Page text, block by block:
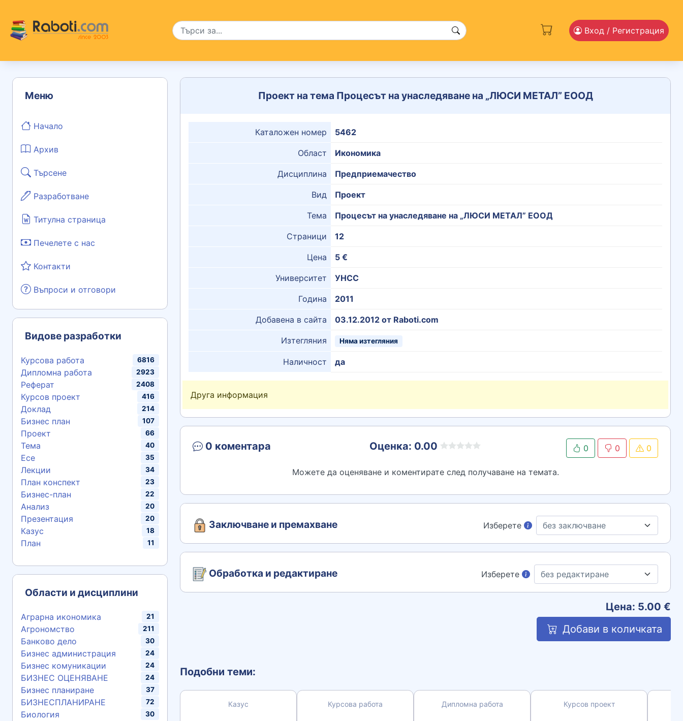
Вход / Регистрация
Меню
Начало
Архив
Търсене
Разработване
Титулна страница
Печелете с нас
Контакти
Въпроси и отговори
Видове разработки
Курсова работа 6816
Дипломна работа 2923
Реферат 2408
Курсов проект 416
Доклад 214
Бизнес план 107
Проект 66
Тема 40
Есе 35
Лекции 34
План конспект 23
Бизнес-план 22
Анализ 20
Презентация 20
Казус 18
План 11
Области и дисциплини
Аграрна икономика 21
Агрономство 211
Банково дело 30
Бизнес администрация 24
Бизнес комуникации 24
БИЗНЕС ОЦЕНЯВАНЕ 24
Бизнес планиране 37
БИЗНЕСПЛАНИРАНЕ 72
Биология 30
Проект на тема Процесът на унаследяване на „ЛЮСИ МЕТАЛ” ЕООД
Каталожен номер 5462
Област Икономика
Дисциплина Предприемачество
Вид Проект
Тема Процесът на унаследяване на „ЛЮСИ МЕТАЛ” ЕООД
Страници 12
Цена 5 €
Университет УНСС
Година 2011
Добавена в сайта 03.12.2012 от Raboti.com
Изтегляния Няма изтегляния
Наличност да
Друга информация
0 коментара Оценка: 0.00 0 0 0
Можете да оценяване и коментирате след получаване на темата.
Заключване и премахване Изберете
Обработка и редактиране Изберете
Цена: 5.00 €
Добави в количката
Подобни теми:
Казус Курсова работа Дипломна работа Курсов проект